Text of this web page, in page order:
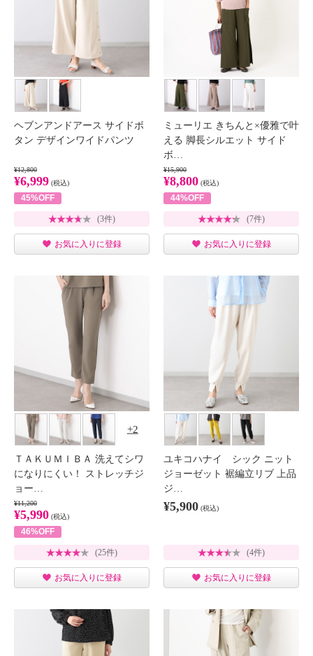
ヘブンアンドアース サイドボ
タン デザインワイドパンツ
¥12,800
¥6,999 (税込)
45%OFF
(3件)
お気に入りに登録
ミューリエ きちんと×優雅で叶
える 脚長シルエット サイド
ボ…
¥15,900
¥8,800 (税込)
44%OFF
(7件)
お気に入りに登録
2
ＴＡＫＵＭＩＢＡ 洗えてシワ
になりにくい！ ストレッチジ
ョー…
¥11,200
¥5,990 (税込)
46%OFF
(25件)
お気に入りに登録
ユキコハナイ シック ニット
ジョーゼット 裾編立リブ 上品
ジ…
¥5,900 (税込)
(4件)
お気に入りに登録